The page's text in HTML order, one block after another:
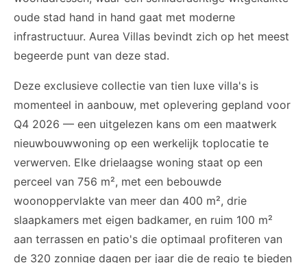
oude stad hand in hand gaat met moderne
infrastructuur. Aurea Villas bevindt zich op het meest
begeerde punt van deze stad.
Deze exclusieve collectie van tien luxe villa's is
momenteel in aanbouw, met oplevering gepland voor
Q4 2026 — een uitgelezen kans om een maatwerk
nieuwbouwwoning op een werkelijk toplocatie te
verwerven. Elke drielaagse woning staat op een
perceel van 756 m², met een bebouwde
woonoppervlakte van meer dan 400 m², drie
slaapkamers met eigen badkamer, en ruim 100 m²
aan terrassen en patio's die optimaal profiteren van
de 320 zonnige dagen per jaar die de regio te bieden